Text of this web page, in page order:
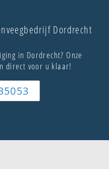
Dordrecht
in Dordrecht? Onze
direct voor u klaar!